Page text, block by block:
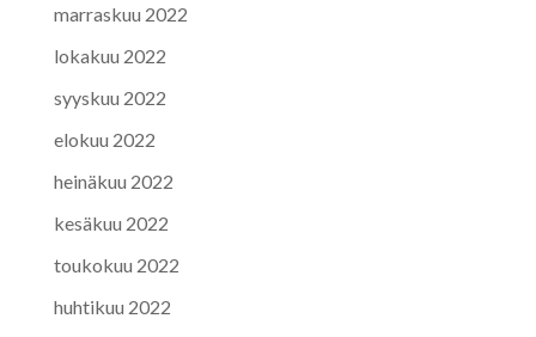
marraskuu 2022
lokakuu 2022
syyskuu 2022
elokuu 2022
heinäkuu 2022
kesäkuu 2022
toukokuu 2022
huhtikuu 2022